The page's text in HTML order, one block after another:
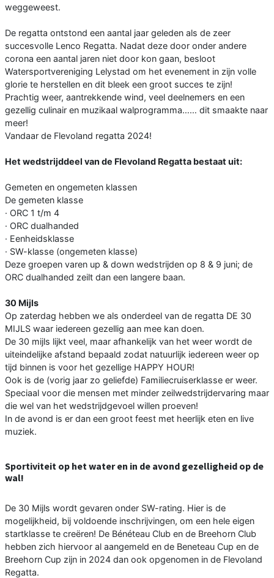
weggeweest.
De regatta ontstond een aantal jaar geleden als de zeer
succesvolle Lenco Regatta. Nadat deze door onder andere
corona een aantal jaren niet door kon gaan, besloot
Watersportvereniging Lelystad om het evenement in zijn volle
glorie te herstellen en dit bleek een groot succes te zijn!
Prachtig weer, aantrekkende wind, veel deelnemers en een
gezellig culinair en muzikaal walprogramma…… dit smaakte naar
meer!
Vandaar de Flevoland regatta 2024!
Het wedstrijddeel van de Flevoland Regatta bestaat uit:
Gemeten en ongemeten klassen
De gemeten klasse
· ORC 1 t/m 4
· ORC dualhanded
· Eenheidsklasse
· SW-klasse (ongemeten klasse)
Deze groepen varen up & down wedstrijden op 8 & 9 juni; de
ORC dualhanded zeilt dan een langere baan.
30 Mijls
Op zaterdag hebben we als onderdeel van de regatta DE 30
MIJLS waar iedereen gezellig aan mee kan doen.
De 30 mijls lijkt veel, maar afhankelijk van het weer wordt de
uiteindelijke afstand bepaald zodat natuurlijk iedereen weer op
tijd binnen is voor het gezellige HAPPY HOUR!
Ook is de (vorig jaar zo geliefde) Familiecruiserklasse er weer.
Speciaal voor die mensen met minder zeilwedstrijdervaring maar
die wel van het wedstrijdgevoel willen proeven!
In de avond is er dan een groot feest met heerlijk eten en live
muziek.
Sportiviteit op het water en in de avond gezelligheid op de
wal!
De 30 Mijls wordt gevaren onder SW-rating. Hier is de
mogelijkheid, bij voldoende inschrijvingen, om een hele eigen
startklasse te creëren! De Bénéteau Club en de Breehorn Club
hebben zich hiervoor al aangemeld en de Beneteau Cup en de
Breehorn Cup zijn in 2024 dan ook opgenomen in de Flevoland
Regatta.